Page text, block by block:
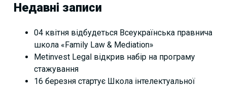
Недавні записи
04 квітня відбудеться Всеукраїнська правнича
школа «Family Law & Mediation»
Metinvest Legal відкрив набір на програму
стажування
16 березня стартує Школа інтелектуальної